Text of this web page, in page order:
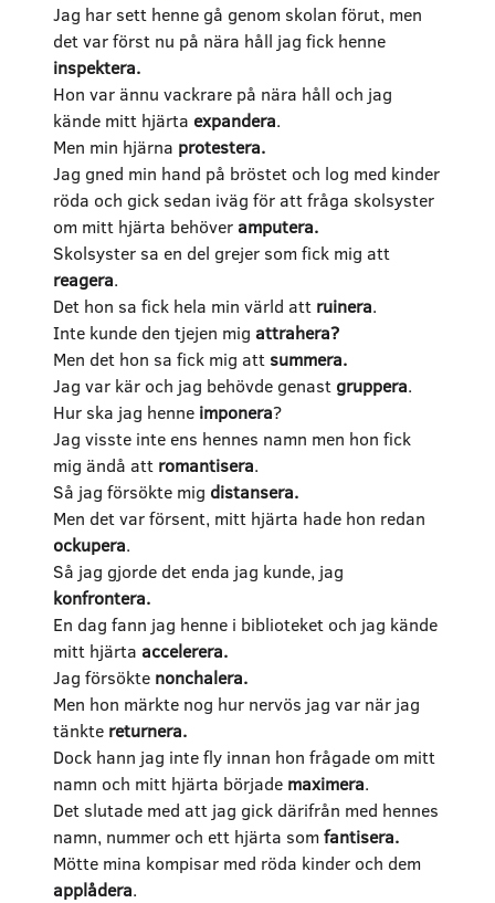
Jag har sett henne gå genom skolan förut, men
det var först nu på nära håll jag fick henne
inspektera.
Hon var ännu vackrare på nära håll och jag
kände mitt hjärta expandera.
Men min hjärna protestera.
Jag gned min hand på bröstet och log med kinder
röda och gick sedan iväg för att fråga skolsyster
om mitt hjärta behöver amputera.
Skolsyster sa en del grejer som fick mig att
reagera.
Det hon sa fick hela min värld att ruinera.
Inte kunde den tjejen mig attrahera?
Men det hon sa fick mig att summera.
Jag var kär och jag behövde genast gruppera.
Hur ska jag henne imponera?
Jag visste inte ens hennes namn men hon fick
mig ändå att romantisera.
Så jag försökte mig distansera.
Men det var försent, mitt hjärta hade hon redan
ockupera.
Så jag gjorde det enda jag kunde, jag
konfrontera.
En dag fann jag henne i biblioteket och jag kände
mitt hjärta accelerera.
Jag försökte nonchalera.
Men hon märkte nog hur nervös jag var när jag
tänkte returnera.
Dock hann jag inte fly innan hon frågade om mitt
namn och mitt hjärta började maximera.
Det slutade med att jag gick därifrån med hennes
namn, nummer och ett hjärta somfantisera.
Mötte mina kompisar med röda kinder och dem
applådera.